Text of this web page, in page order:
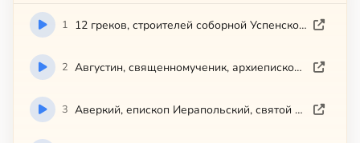
1 12 греков, строителей соборной Успенской церкви Киево-Печерской
2 Августин, священномученик, архиепископ Калужский и Боровский
3 Аверкий, епископ Иерапольский, святой равноапостольный